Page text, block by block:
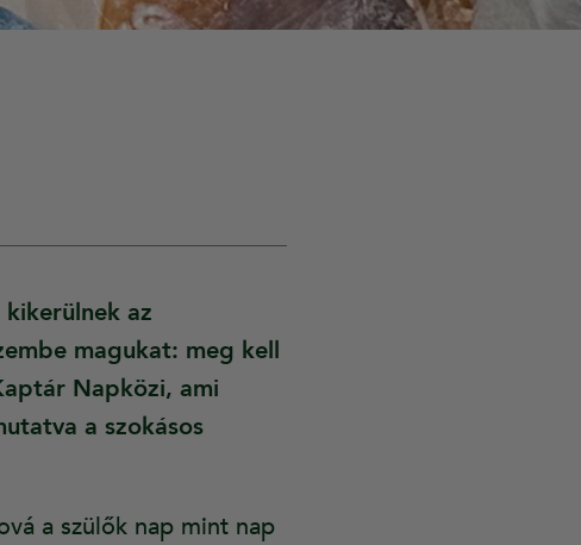
az
magukat: meg kell
Napközi, ami
a szokásos
a szülők nap mint nap